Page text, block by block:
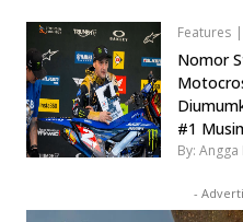
Features |
Nomor
#1
By:
-